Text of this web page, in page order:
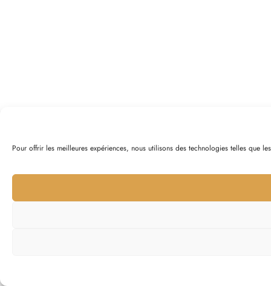
Pour offrir les meilleures expériences, nous utilisons des technologies telles que